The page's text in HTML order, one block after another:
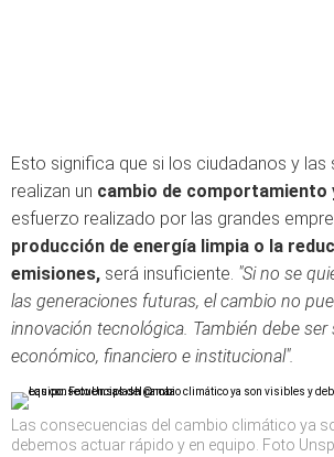
Esto significa que si los ciudadanos y
realizan un cambio de comportamiento
esfuerzo realizado por las grandes
producción de energía limpia o la
emisiones, será insuficiente. "Si no se
las generaciones futuras, el cambio no
innovación tecnológica. También debe ser
económico, financiero e institucional".
Las consecuencias del cambio climático ya
debemos actuar rápido y en equipo. Foto